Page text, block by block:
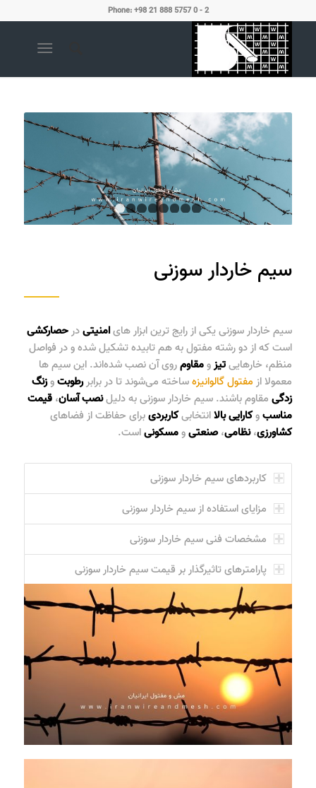
Phone: +98 21 888 5757 0 - 2
1 2 3 4 5 6
سیم خاردار سوزنی
سیم خاردار سوزنییکی از رایج ترین ابزار هایامنیتیدر حصارکشی
است که از دو رشته مفتول به هم تابیده تشکیل شده و در فواصل
منظم، خارهاییتیزومقاومروی آن نصب شده‌اند. این سیم ها
معمولا از مفتول گالوانیزهساخته می‌شوند تا در برابررطوبتوزنگ
زدگیمقاوم باشند. سیم خاردار سوزنیبه دلیلنصبآسان، قیمت
مناسبوکاراییبالاانتخابیکاربردیبرای حفاظت از فضاهای
کشاورزی،نظامی،صنعتیومسکونیاست.
کاربردهای سیم خاردار سوزنی
مزایای استفاده از سیم خاردار سوزنی
مشخصات فنی سیم خاردار سوزنی
پارامترهای تاثیرگذار بر قیمت سیم خاردار سوزنی